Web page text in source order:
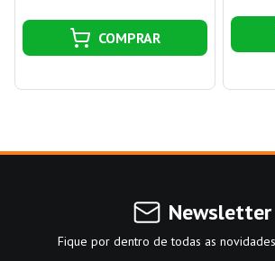
COMPRAR
Newsletter
Fique por dentro de todas as